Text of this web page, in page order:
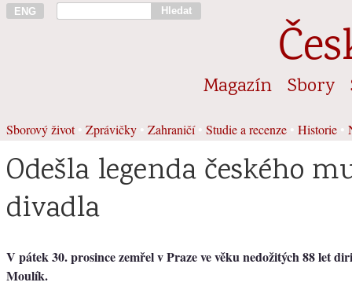
ENG Hledat
Magazín Sbory
Sborový život• Zprávičky Zahraničí• Studie a recenze Historie
Odešla legenda českého
divadla
V pátek 30. prosince zemřel v Praze ve věku nedožitých 88 let
Moulík.